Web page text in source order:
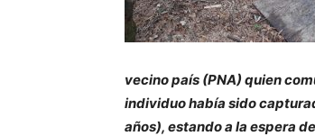
vecino país (PNA) quien
individuo había sido
años), estando a la espera